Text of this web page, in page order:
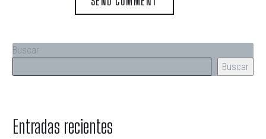
Buscar
Buscar
Entradas recientes